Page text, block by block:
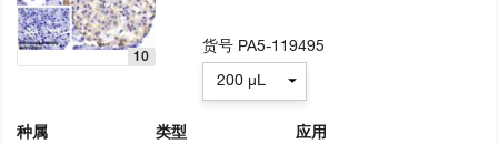
10
种属
类型
应用
货号 PA5-119495
200 µL